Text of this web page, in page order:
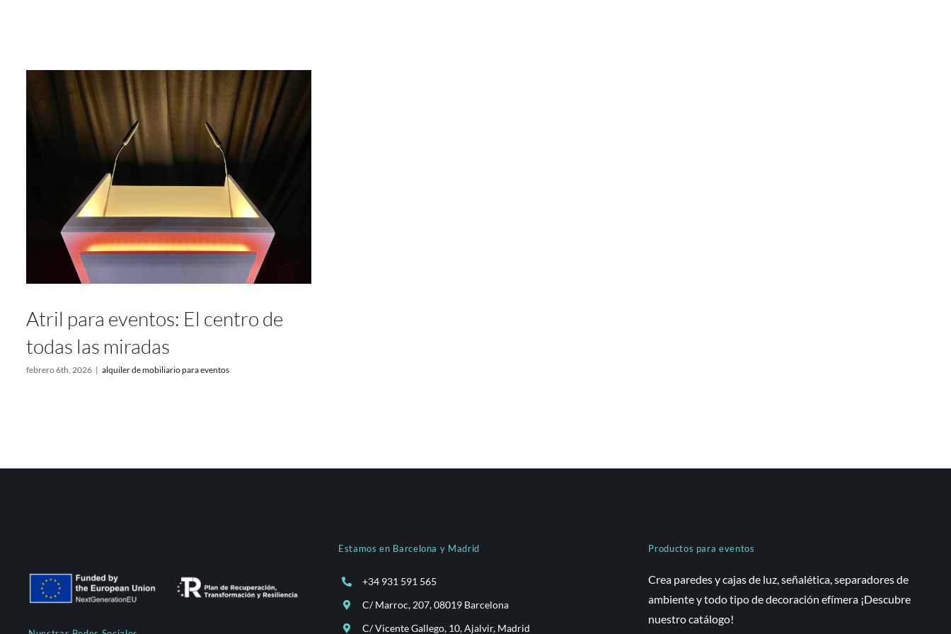
Atril para eventos: El centro de
todas las miradas
febrero 6th, 2026 | alquiler de mobiliario para eventos
Estamos en Barcelona y Madrid
+34 931 591 565
C/ Marroc, 207, 08019 Barcelona
C/ Vicente Gallego, 10, Ajalvir, Madrid
Productos para eventos
Crea paredes y cajas de luz, señalética, separadores de
ambiente y todo tipo de decoración efímera ¡Descubre
nuestro catálogo!